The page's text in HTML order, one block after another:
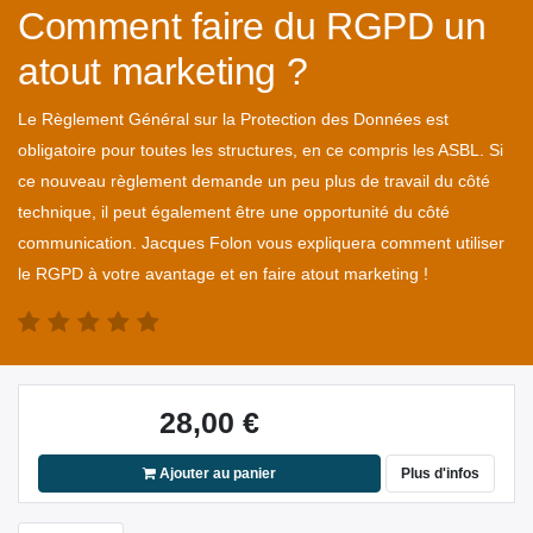
Comment faire du RGPD un
atout marketing ?
Le Règlement Général sur la Protection des Données est
obligatoire pour toutes les structures, en ce compris les ASBL. Si
ce nouveau règlement demande un peu plus de travail du côté
technique, il peut également être une opportunité du côté
communication. Jacques Folon vous expliquera comment utiliser
le RGPD à votre avantage et en faire atout marketing !
28,00 €
Ajouter au panier Plus d'infos